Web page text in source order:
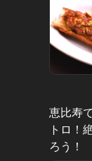
恵比寿
トロ！
ろう！